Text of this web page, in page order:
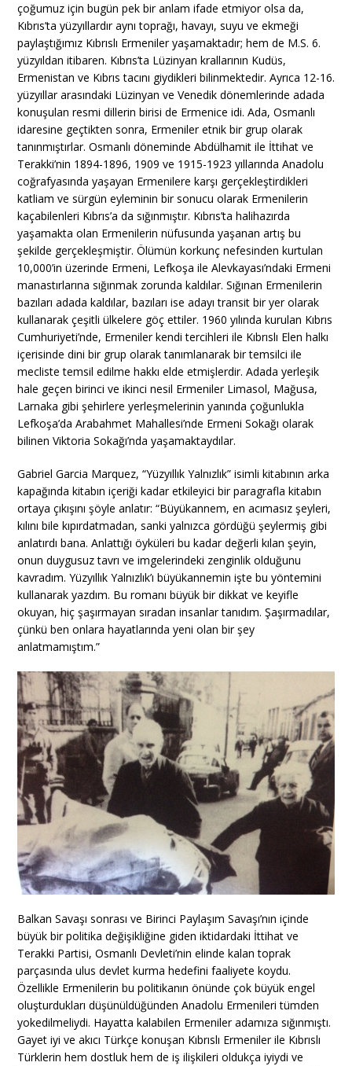
çoğumuz için bugün pek bir anlam ifade etmiyor olsa da,
Kıbrıs’ta yüzyıllardır aynı toprağı, havayı, suyu ve ekmeği
paylaştığımız Kıbrıslı Ermeniler yaşamaktadır; hem de M.S. 6.
yüzyıldan itibaren. Kıbrıs’ta Lüzinyan krallarının Kudüs,
Ermenistan ve Kıbrıs tacını giydikleri bilinmektedir. Ayrıca 12-16.
yüzyıllar arasındaki Lüzinyan ve Venedik dönemlerinde adada
konuşulan resmi dillerin birisi de Ermenice idi. Ada, Osmanlı
idaresine geçtikten sonra, Ermeniler etnik bir grup olarak
tanınmıştırlar. Osmanlı döneminde Abdülhamit ile İttihat ve
Terakki’nin 1894-1896, 1909 ve 1915-1923 yıllarında Anadolu
coğrafyasında yaşayan Ermenilere karşı gerçekleştirdikleri
katliam ve sürgün eyleminin bir sonucu olarak Ermenilerin
kaçabilenleri Kıbrıs’a da sığınmıştır. Kıbrıs’ta halihazırda
yaşamakta olan Ermenilerin nüfusunda yaşanan artış bu
şekilde gerçekleşmiştir. Ölümün korkunç nefesinden kurtulan
10,000’in üzerinde Ermeni, Lefkoşa ile Alevkayası’ndaki Ermeni
manastırlarına sığınmak zorunda kaldılar. Sığınan Ermenilerin
bazıları adada kaldılar, bazıları ise adayı transit bir yer olarak
kullanarak çeşitli ülkelere göç ettiler. 1960 yılında kurulan Kıbrıs
Cumhuriyeti’nde, Ermeniler kendi tercihleri ile Kıbrıslı Elen halkı
içerisinde dini bir grup olarak tanımlanarak bir temsilci ile
mecliste temsil edilme hakkı elde etmişlerdir. Adada yerleşik
hale geçen birinci ve ikinci nesil Ermeniler Limasol, Mağusa,
Larnaka gibi şehirlere yerleşmelerinin yanında çoğunlukla
Lefkoşa’da Arabahmet Mahallesi’nde Ermeni Sokağı olarak
bilinen Viktoria Sokağı’nda yaşamaktaydılar.
Gabriel Garcia Marquez, “Yüzyıllık Yalnızlık” isimli kitabının arka
kapağında kitabın içeriği kadar etkileyici bir paragrafla kitabın
ortaya çıkışını şöyle anlatır: “Büyükannem, en acımasız şeyleri,
kılını bile kıpırdatmadan, sanki yalnızca gördüğü şeylermiş gibi
anlatırdı bana. Anlattığı öyküleri bu kadar değerli kılan şeyin,
onun duygusuz tavrı ve imgelerindeki zenginlik olduğunu
kavradım. Yüzyıllık Yalnızlık’ı büyükannemin işte bu yöntemini
kullanarak yazdım. Bu romanı büyük bir dikkat ve keyifle
okuyan, hiç şaşırmayan sıradan insanlar tanıdım. Şaşırmadılar,
çünkü ben onlara hayatlarında yeni olan bir şey
anlatmamıştım.”
Balkan Savaşı sonrası ve Birinci Paylaşım Savaşı’nın içinde
büyük bir politika değişikliğine giden iktidardaki İttihat ve
Terakki Partisi, Osmanlı Devleti’nin elinde kalan toprak
parçasında ulus devlet kurma hedefini faaliyete koydu.
Özellikle Ermenilerin bu politikanın önünde çok büyük engel
oluşturdukları düşünüldüğünden Anadolu Ermenileri tümden
yokedilmeliydi. Hayatta kalabilen Ermeniler adamıza sığınmıştı.
Gayet iyi ve akıcı Türkçe konuşan Kıbrıslı Ermeniler ile Kıbrıslı
Türklerin hem dostluk hem de iş ilişkileri oldukça iyiydi ve